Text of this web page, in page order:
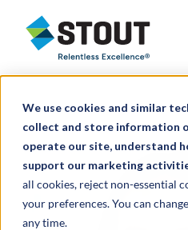
We use cookies and similar
collect and store information
operate our site, understand
support our marketing
all cookies, reject non-essential
your preferences. You can
any time.
Stout Relentless Excellence